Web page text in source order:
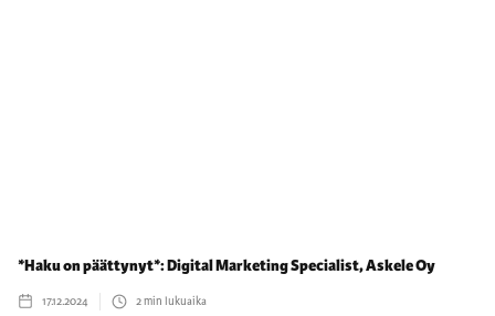
*Haku on päättynyt*: Digital Marketing Specialist, Askele Oy
17.12.2024 2min lukuaika